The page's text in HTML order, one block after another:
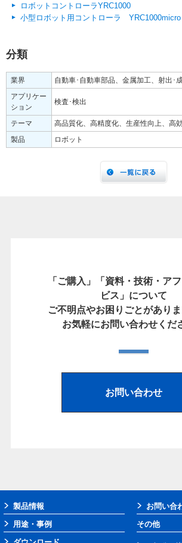
ロボットコントローラYRC1000
小型ロボット用コントローラ YRC1000micro
分類
業界
自動車･自動車部品、金属加工、射出･
アプリケー
ション
検査･検出
テーマ
高品質化、高精度化、生産性向上、高
製品
ロボット
「ご購入」「資料・技術・ア
ビス」について
ご不明点やお困りごとがありま
お気軽にお問い合わせくだ
お問い合わせ
製品情報
用途・事例
お問い合
その他